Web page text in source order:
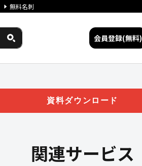
無料名刺
会員登録(無料)
資料ダウンロード
関連サービス